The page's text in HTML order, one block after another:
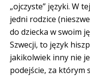
„ojczyste” języki. W
jedni rodzice
do dziecka w swoim
Szwecji, to język
jakikolwiek inny nie
podejście, za którym